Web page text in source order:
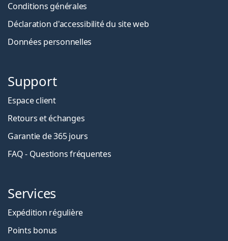
Conditions générales
Déclaration d'accessibilité du site web
Données personnelles
Support
Espace client
Retours et échanges
Garantie de 365 jours
FAQ - Questions fréquentes
Services
Expédition régulière
Points bonus